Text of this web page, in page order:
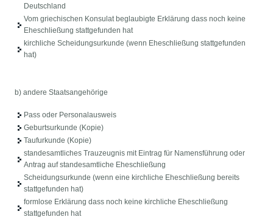
Deutschland
Vom griechischen Konsulat beglaubigte Erklärung dass noch keine
Eheschließung stattgefunden hat
kirchliche Scheidungsurkunde (wenn Eheschließung stattgefunden
hat)
b) andere Staatsangehörige
Pass oder Personalausweis
Geburtsurkunde (Kopie)
Taufurkunde (Kopie)
standesamtliches Trauzeugnis mit Eintrag für Namensführung oder
Antrag auf standesamtliche Eheschließung
Scheidungsurkunde (wenn eine kirchliche Eheschließung bereits
stattgefunden hat)
formlose Erklärung dass noch keine kirchliche Eheschließung
stattgefunden hat